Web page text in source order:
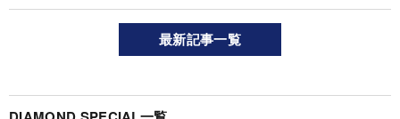
最新記事一覧